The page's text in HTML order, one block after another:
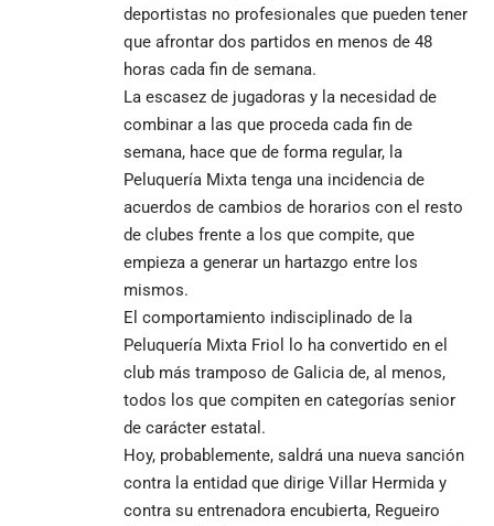
deportistas no profesionales que pueden tener
que afrontar dos partidos en menos de 48
horas cada fin de semana.
La escasez de jugadoras y la necesidad de
combinar a las que proceda cada fin de
semana, hace que de forma regular, la
Peluquería Mixta tenga una incidencia de
acuerdos de cambios de horarios con el resto
de clubes frente a los que compite, que
empieza a generar un hartazgo entre los
mismos.
El comportamiento indisciplinado de la
Peluquería Mixta Friol lo ha convertido en el
club más tramposo de Galicia de, al menos,
todos los que compiten en categorías senior
de carácter estatal.
Hoy, probablemente, saldrá una nueva sanción
contra la entidad que dirige Villar Hermida y
contra su entrenadora encubierta, Regueiro